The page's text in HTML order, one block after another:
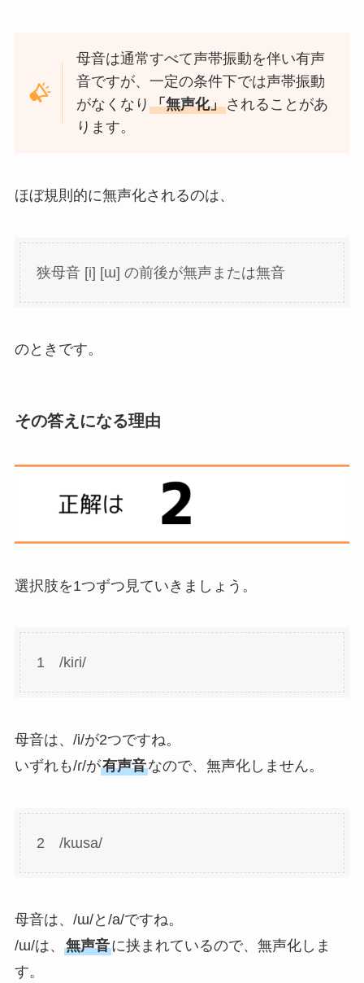
母音は通常すべて声帯振動を伴い有声
音ですが、一定の条件下では声帯振動
がなくなり「無声化」されることがあ
ります。
ほぼ規則的に無声化されるのは、
狭母音 [i] [ɯ] の前後が無声または無音
のときです。
その答えになる理由
選択肢を1つずつ見ていきましょう。
1 /kiɾi/
母音は、/i/が2つですね。
いずれも/ɾ/が有声音なので、無声化しません。
2 /kɯsa/
母音は、/ɯ/と/a/ですね。
/ɯ/は、 無声音に挟まれているので、無声化しま
す。